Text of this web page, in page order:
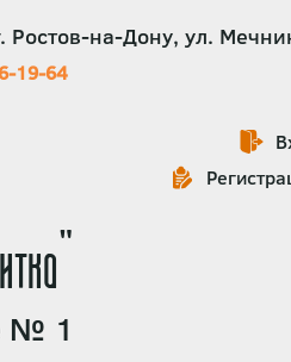
Ростов-на-Дону, ул.
19-64
№ 1